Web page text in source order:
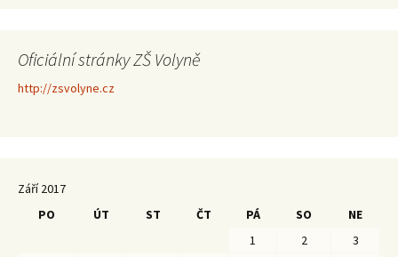
Oficiální stránky ZŠ Volyně
http://zsvolyne.cz
Září 2017
PO
ÚT ST ČT PÁ SO
NE
1
2
3